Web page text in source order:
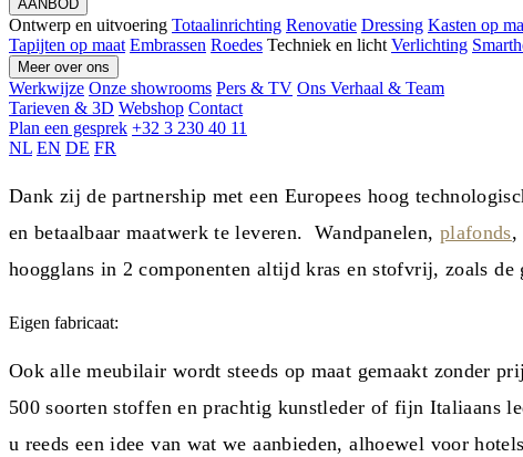
AANBOD
Ontwerp en uitvoering Totaalinrichting Renovatie Dressing Kasten op
Tapijten op maat Embrassen Roedes Techniek en licht Verlichting
Meer over ons
Werkwijze Onze showrooms Pers & TV Ons Verhaal & Team
Tarieven & 3D Webshop Contact
Plan een gesprek +32 3 230 40 11
NL EN DE FR
Dank zij de partnership met een Europees hoog
en betaalbaar maatwerk te leveren. Wandpanelen, plafonds,
hoogglans in 2 componenten altijd kras en stofvrij, zoals de
Eigen fabricaat:
Ook alle meubilair wordt steeds op maat gemaakt zonder
500 soorten stoffen en prachtig kunstleder of fijn Italiaans
u reeds een idee van wat we aanbieden, alhoewel voor